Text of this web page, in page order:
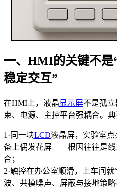
一、HMI的关键不是
稳定交互”
在HMI上，液晶显示屏不是孤
束、电源、主控平台强耦合。典
1·同一块LCD液晶屏，实验室
备上偶发花屏——根因往往是线
合；
2·触控在办公室顺滑，上车间
波、共模噪声、屏蔽与接地策略